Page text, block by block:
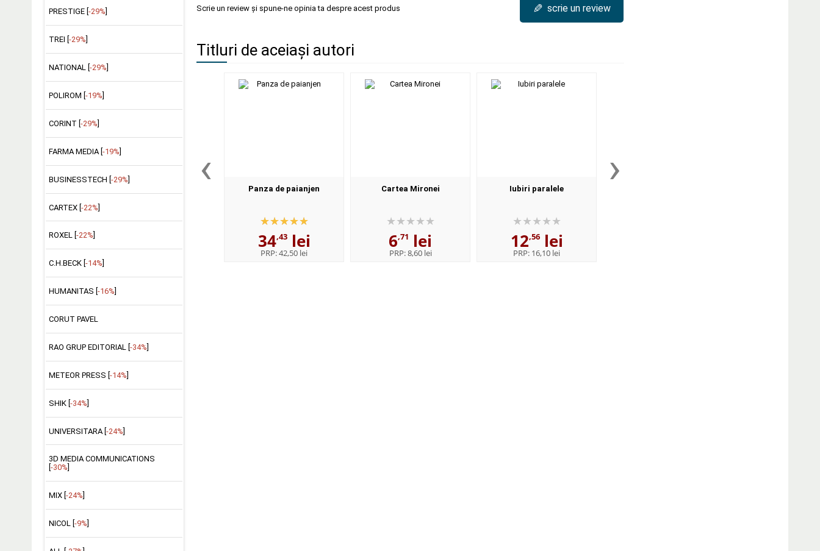
PRESTIGE [ -29%
TREI [ -29%
NATIONAL [ -29%
POLIROM [ -19%
CORINT [ -29%
FARMA MEDIA [ -19%
BUSINESSTECH [-29%]
CARTEX [-22%]
ROXEL [ -22%
C.H.BECK [ -14%
HUMANITAS [ -16%
CORUT PAVEL
RAO GRUP EDITORIAL [ -34%
METEOR PRESS [ -14%
SHIK [-34%]
UNIVERSITARA [-24%]
3D MEDIA COMMUNICATIONS
-30%
MIX [ -24%
NICOL [ -9%
Scrie un review și spune-ne opinia ta despre acest produs ✎ scrie un review
Titluri de aceiași autori
‹ Panza de paianjen
34,43lei
PRP:42,50 lei
Cartea Mironei
6,71 lei
PRP:8,60 lei
Iubiri paralele
12,56lei
PRP: 16,10 lei
›